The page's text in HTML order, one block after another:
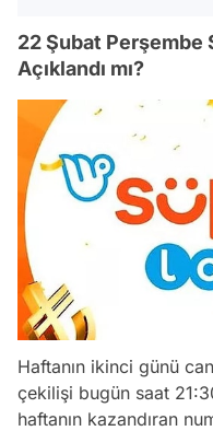
22 Şubat Perşembe
Açıklandı mı?
Haftanın ikinci günü
çekilişi bugün saat
haftanın kazandıran